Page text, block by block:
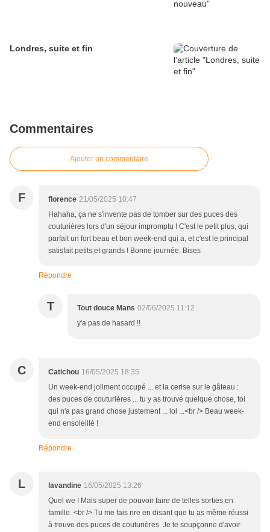
Londres, suite et fin
Commentaires
Ajouter un commentaire
F florence 21/05/2025 10:47
Hahaha, ça ne s'invente pas de tomber sur des puces des
couturières lors d'un séjour impromptu ! C'est le petit plus, qui
parfait un fort beau et bon week-end qui a, et c'est le principal
satisfait petits et grands ! Bonne journée. Bises
Répondre
T Tout douce Mans 02/06/2025 11:12
y'a pas de hasard !!
C Catichou 16/05/2025 18:35
Un week-end joliment occupé ... et la cerise sur le gâteau :
des puces de couturières ... tu y as trouvé quelque chose, toi
qui n'a pas grand chose justement ... lol ...<br /> Beau week-
end ensoleillé !
Répondre
L lavandine 16/05/2025 13:26
Quel we ! Mais super de pouvoir faire de telles sorties en
famille. <br /> Tu me fais rire en disant que tu as même réussi
à trouve des puces de couturières. Je te soupçonne d'avoir